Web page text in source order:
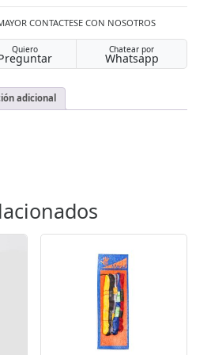
CONTACTESE CON NOSOTROS
Quiero Chatear por
Whatsapp
adicional